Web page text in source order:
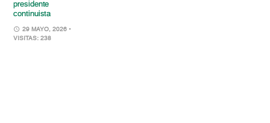
presidente
continuista
29 MAYO, 2026 •
VISITAS: 238